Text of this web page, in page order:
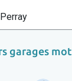
garages